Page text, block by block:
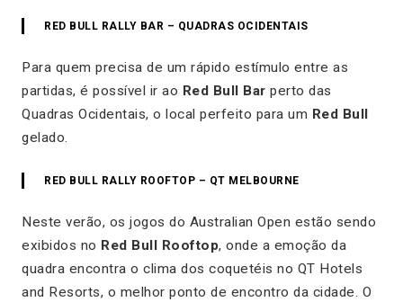
RED BULL RALLY BAR – QUADRAS OCIDENTAIS
Para quem precisa de um rápido estímulo entre as
partidas, é possível ir ao Red Bull Bar perto das
Quadras Ocidentais, o local perfeito para um Red Bull
gelado.
RED BULL RALLY ROOFTOP – QT MELBOURNE
Neste verão, os jogos do Australian Open estão sendo
exibidos no Red Bull Rooftop, onde a emoção da
quadra encontra o clima dos coquetéis no QT Hotels
and Resorts, o melhor ponto de encontro da cidade. O